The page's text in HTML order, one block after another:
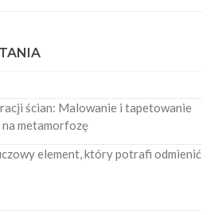
ścian: Malowanie i tapetowanie
metamorfozę
element, który potrafi odmienić